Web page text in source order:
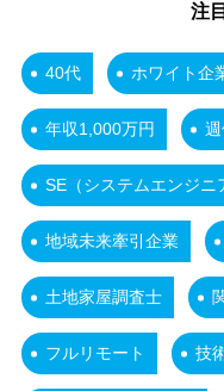
注
40代 ホワイト企
年収1,000万円
SE（システムエンジニ
地域未来牽引企業
土地家屋調査士
フルリモート 技